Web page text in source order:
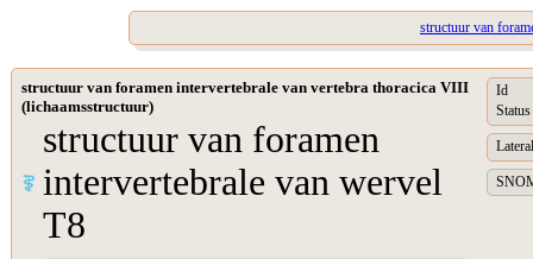
structuur van
structuur van foramen intervertebrale van vertebra thoracica VIII
(lichaamsstructuur)
structuur van foramen
intervertebrale van wervel
T8
Id
Status